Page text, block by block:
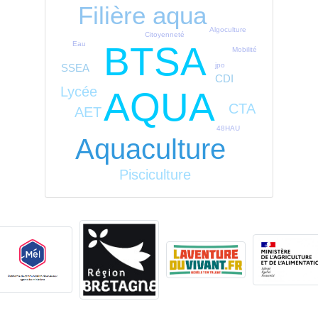
BTSA
AQUA
Aquaculture
Filière aqua
Lycée
Pisciculture
AET CTA
CDI
SSEA
Algoculture
Citoyenneté
Eau
Mobilité
48HAU
jpo